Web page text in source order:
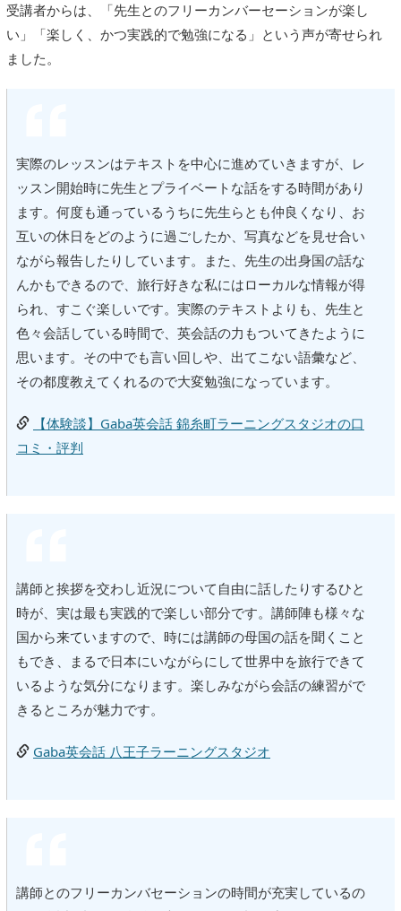
受講者からは、「先生とのフリーカンバーセーションが楽し
い」「楽しく、かつ実践的で勉強になる」という声が寄せられ
ました。
実際のレッスンはテキストを中心に進めていきますが、レ
ッスン開始時に先生とプライベートな話をする時間があり
ます。何度も通っているうちに先生らとも仲良くなり、お
互いの休日をどのように過ごしたか、写真などを見せ合い
ながら報告したりしています。また、先生の出身国の話な
んかもできるので、旅行好きな私にはローカルな情報が得
られ、すこぐ楽しいです。実際のテキストよりも、先生と
色々会話している時間で、英会話の力もついてきたように
思います。その中でも言い回しや、出てこない語彙など、
その都度教えてくれるので大変勉強になっています。
【体験談】Gaba英会話 錦糸町ラーニングスタジオの口
コミ・評判
講師と挨拶を交わし近況について自由に話したりするひと
時が、実は最も実践的で楽しい部分です。講師陣も様々な
国から来ていますので、時には講師の母国の話を聞くこと
もでき、まるで日本にいながらにして世界中を旅行できて
いるような気分になります。楽しみながら会話の練習がで
きるところが魅力です。
Gaba英会話 八王子ラーニングスタジオ
講師とのフリーカンバセーションの時間が充実しているの